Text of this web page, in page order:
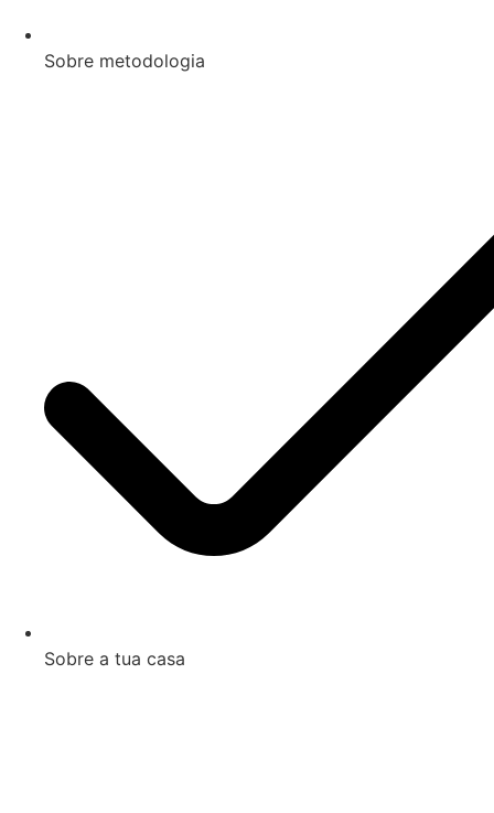
Sobre metodologia
Sobre a tua casa